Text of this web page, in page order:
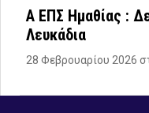
Α ΕΠΣ Ημαθίας :
Λευκάδια
28 Φεβρουαρίου 2026